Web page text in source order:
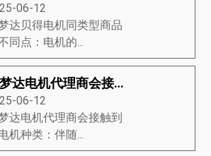
06-12
达贝得电机同类型商品
同点：电机的...
茵梦达电机代理商会接触到的电机种类
06-12
达电机代理商会接触到
机种类：伴随...